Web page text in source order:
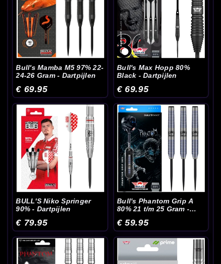
Bull's Mamba M5 97% 22-
24-26 Gram - Dartpijlen
€ 69.95
Bull's Max Hopp 80%
Black - Dartpijlen
€ 69.95
BULL'S Niko Springer
90% - Dartpijlen
€ 79.95
Bull's Phantom Grip A
80% 21 t/m 25 Gram -
€ 59.95